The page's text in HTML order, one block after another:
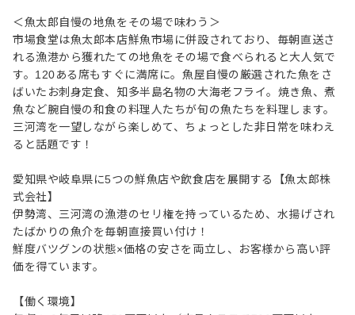
＜魚太郎自慢の地魚をその場で味わう＞
市場食堂は魚太郎本店鮮魚市場に併設されており、毎朝直送さ
れる漁港から獲れたての地魚をその場で食べられると大人気で
す。120ある席もすぐに満席に。魚屋自慢の厳選された魚をさ
ばいたお刺身定食、知多半島名物の大海老フライ。焼き魚、煮
魚など腕自慢の和食の料理人たちが旬の魚たちを料理します。
三河湾を一望しながら楽しめて、ちょっとした非日常を味わえ
ると話題です！
愛知県や岐阜県に5つの鮮魚店や飲食店を展開する【魚太郎株
式会社】
伊勢湾、三河湾の漁港のセリ権を持っているため、水揚げされ
たばかりの魚介を毎朝直接買い付け！
鮮度バツグンの状態×価格の安さを両立し、お客様から高い評
価を得ています。
【働く環境】